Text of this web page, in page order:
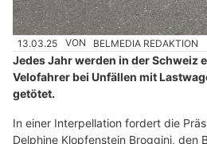
13.03.25 VON BELMEDIA REDAKTION
Jedes Jahr werden in der Schweiz
Velofahrer bei Unfällen mit
getötet.
In einer Interpellation fordert die
Delphine Klopfenstein Broggini, den